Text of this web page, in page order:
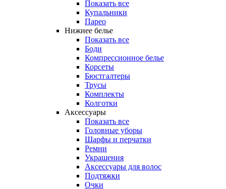
Показать все
Купальники
Парео
Нижнее белье
Показать все
Боди
Компрессионное белье
Корсеты
Бюстгалтеры
Трусы
Комплекты
Колготки
Аксессуары
Показать все
Головные уборы
Шарфы и перчатки
Ремни
Украшения
Аксессуары для волос
Подтяжки
Очки